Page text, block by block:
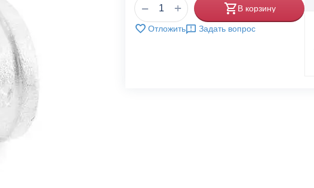
+
− В корзину
Отложить Задать вопрос